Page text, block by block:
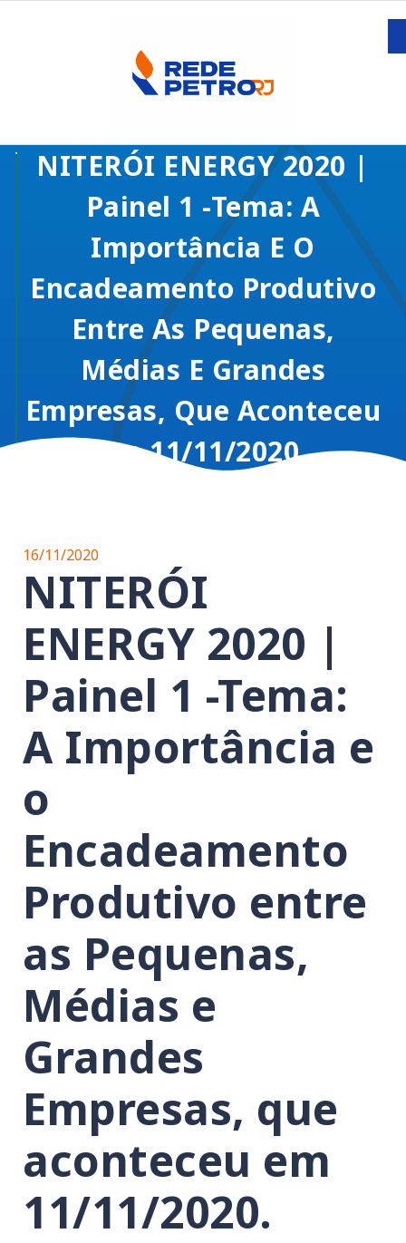
NITERÓI ENERGY 2020 |
Painel 1 -Tema: A
Importância E O
Encadeamento Produtivo
Entre As Pequenas,
Médias E Grandes
Empresas, Que Aconteceu
Em 11/11/2020.
16/11/2020
NITERÓI
ENERGY 2020 |
Painel 1 -Tema:
A Importância e
o
Encadeamento
Produtivo entre
as Pequenas,
Médias e
Grandes
Empresas, que
aconteceu em
11/11/2020.